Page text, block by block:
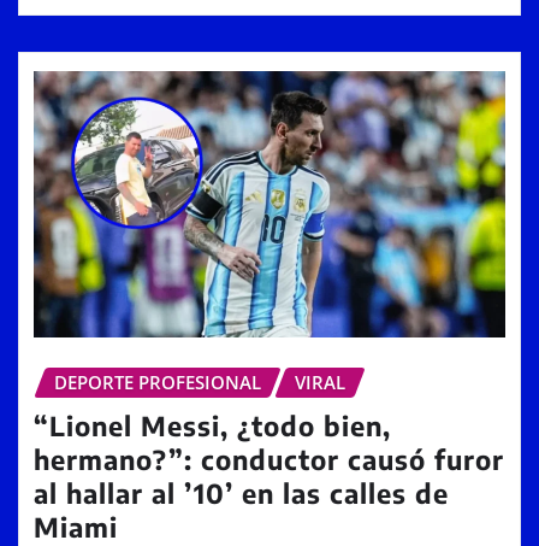
DEPORTE PROFESIONAL VIRAL
“Lionel Messi, ¿todo bien,
hermano?”: conductor causó furor
al hallar al ’10’ en las calles de
Miami